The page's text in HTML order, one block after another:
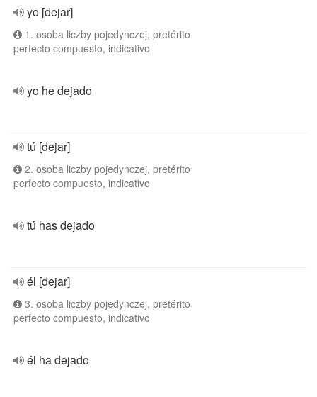
yo [dejar]
1. osoba liczby pojedynczej, pretérito
perfecto compuesto, indicativo
yo he dejado
tú [dejar]
2. osoba liczby pojedynczej, pretérito
perfecto compuesto, indicativo
tú has dejado
él [dejar]
3. osoba liczby pojedynczej, pretérito
perfecto compuesto, indicativo
él ha dejado